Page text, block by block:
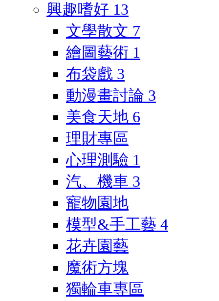
興趣嗜好 13
文學散文 7
繪圖藝術 1
布袋戲 3
動漫畫討論 3
美食天地 6
理財專區
心理測驗 1
汽、機車 3
寵物園地
模型&手工藝 4
花卉園藝
魔術方塊
獨輪車專區